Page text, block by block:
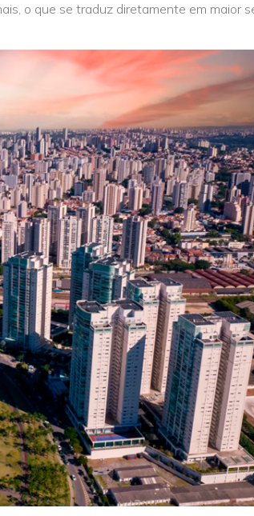
o que se traduz diretamente em maior